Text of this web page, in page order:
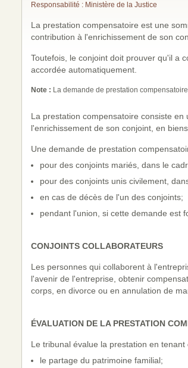
Responsabilité : Ministère de la Justice
La prestation compensatoire est une
contribution à l'enrichissement de son
Toutefois, le conjoint doit prouver qu'il a
accordée automatiquement.
Note : La demande de prestation
La prestation compensatoire consiste
l'enrichissement de son conjoint, en
Une demande de prestation
pour des conjoints mariés, dans le
pour des conjoints unis civilement,
en cas de décès de l'un des conjoints;
pendant l'union, si cette demande est
CONJOINTS COLLABORATEURS
Les personnes qui collaborent à
l'avenir de l'entreprise, obtenir
corps, en divorce ou en annulation de
ÉVALUATION DE LA PRESTATION
Le tribunal évalue la prestation en
le partage du patrimoine familial;